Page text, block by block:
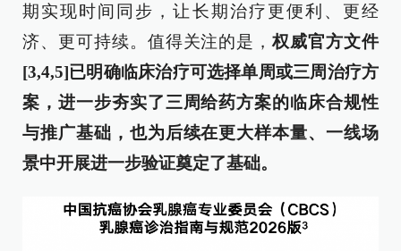
期实现时间同步，让长期治疗更便利、更经
济、更可持续。值得关注的是，权威官方文件
[3,4,5]已明确临床治疗可选择单周或三周治疗方
案 ，进一步夯实了三周给药方案的临床合规性
与推广基础，也为后续在更大样本量、一线场
景中开展进一步验证奠定了基础。